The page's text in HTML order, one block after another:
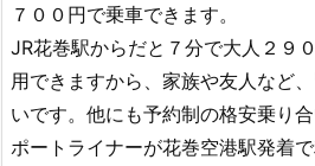
７００円で乗車できます。
JR花巻駅からだと７分で大人２９
用できますから、家族や友人など
いです。他にも予約制の格安乗り
ポートライナーが花巻空港駅発着で